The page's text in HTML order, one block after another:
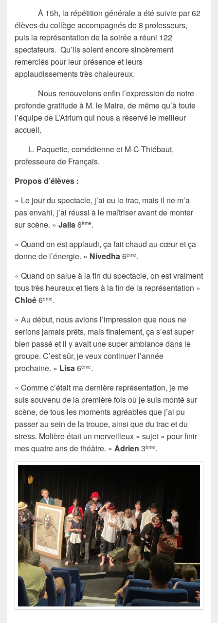
À 15h, la répétition générale a été suivie par 62
élèves du collège accompagnés de 8 professeurs,
puis la représentation de la soirée a réuni 122
spectateurs. Qu’ils soient encore sincèrement
remerciés pour leur présence et leurs
applaudissements très chaleureux.
Nous renouvelons enfin l’expression de notre
profonde gratitude à M. le Maire, de même qu’à toute
l’équipe de L’Atrium qui nous a réservé le meilleur
accueil.
L. Paquette, comédienne et M-C Thiébaut,
professeure de Français.
Propos d’élèves :
« Le jour du spectacle, j’ai eu le trac, mais il ne m’a
pas envahi, j’ai réussi à le maîtriser avant de monter
sur scène. » Jalis6ème.
« Quand on est applaudi, ça fait chaud au cœur et ça
donne de l’énergie. » Nivedha6ème.
« Quand on salue à la fin du spectacle, on est vraiment
tous très heureux et fiers à la fin de la représentation »
Chloé6ème.
« Au début, nous avions l’impression que nous ne
serions jamais prêts, mais finalement, ça s’est super
bien passé et il y avait une super ambiance dans le
groupe. C’est sûr, je veux continuer l’année
prochaine. » Lisa6ème.
« Comme c’était ma dernière représentation, je me
suis souvenu de la première fois où je suis monté sur
scène, de tous les moments agréables que j’ai pu
passer au sein de la troupe, ainsi que du trac et du
stress. Molière était un merveilleux « sujet » pour finir
mes quatre ans de théâtre. » Adrien 3ème.